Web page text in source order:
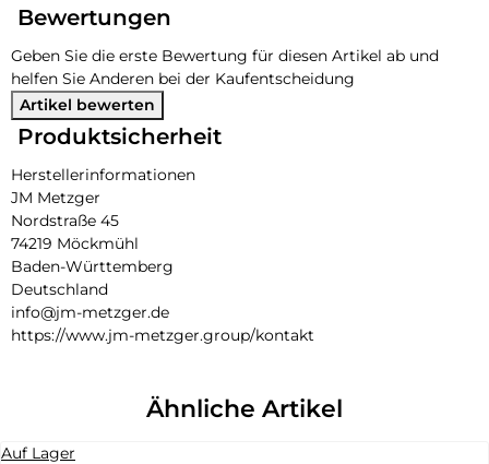
Bewertungen
Geben Sie die erste Bewertung für diesen Artikel ab und
helfen Sie Anderen bei der Kaufentscheidung
Artikel bewerten
Produktsicherheit
Herstellerinformationen
JM Metzger
Nordstraße 45
74219 Möckmühl
Baden-Württemberg
Deutschland
info@jm-metzger.de
https://www.jm-metzger.group/kontakt
Ähnliche Artikel
Auf Lager